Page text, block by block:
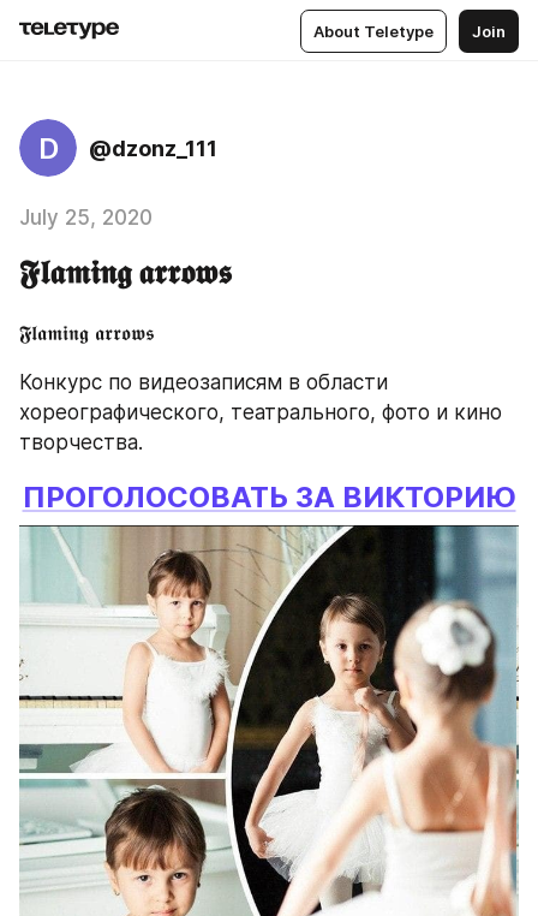
About Teletype Join
D @dzonz_111
July 25, 2020
𝕱𝖑𝖆𝖒𝖎𝖓𝖌 𝖆𝖗𝖗𝖔𝖜𝖘
𝕱𝖑𝖆𝖒𝖎𝖓𝖌 𝖆𝖗𝖗𝖔𝖜𝖘
Конкурс по видеозаписям в области
хореографического, театрального, фото и кино
творчества.
ПРОГОЛОСОВАТЬ ЗА ВИКТОРИЮ